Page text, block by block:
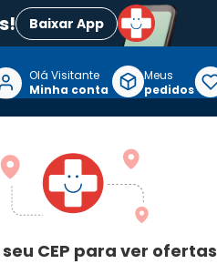
Baixar App
CEP para ver ofertas
Olá Visitante
Minha conta
Meus
pedidos
ordenar por